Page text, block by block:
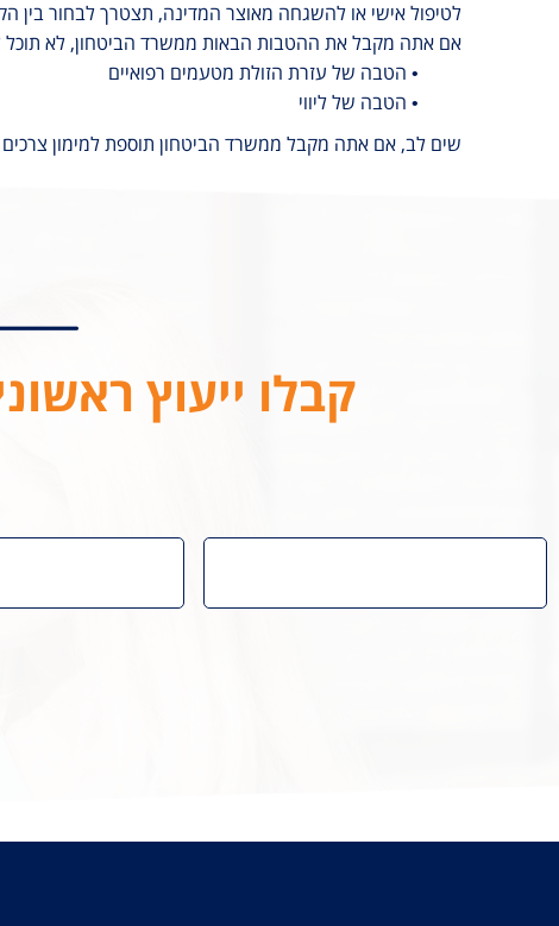
לטיפול אישי או להשגחה מאוצר המדינה, תצטרך לבחור בין
אם אתה מקבל את ההטבות הבאות ממשרד הביטחון, לא תוכל
• הטבה של עזרת הזולת מטעמים רפואיים
• הטבה של ליווי
שים לב, אם אתה מקבל ממשרד הביטחון תוספת למימון
קבלו ייעוץ